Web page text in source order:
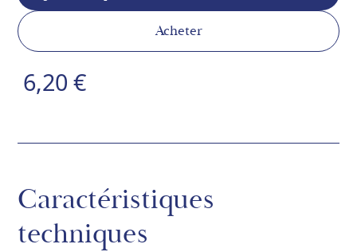
Acheter
6,20 €
Caractéristiques
techniques